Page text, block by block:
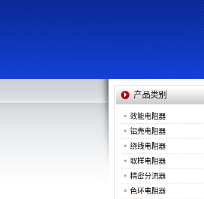
产品类别
效能电阻器
铝壳电阻器
绕线电阻器
取样电阻器
精密分流器
色环电阻器